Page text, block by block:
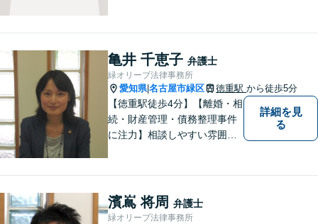
ら、お早めにご相談くださ
い。【JR在来線「刈谷駅」4
分】【駐車場あり】
亀井 千恵子 弁護士
緑オリーブ法律事務所
愛知県|名古屋市緑区 徳重駅 から徒歩5分
【徳重駅徒歩4分】【離婚・相
続・財産管理・債務整理事件
に注力】相談しやすい雰囲気
詳細を見
る
濱嶌 将周 弁護士
緑オリーブ法律事務所